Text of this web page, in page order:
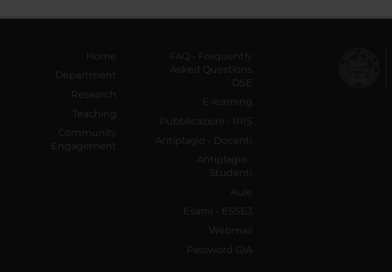
Home
Department
Research
Teaching
Community
Engagement
FAQ - Frequently
Asked Questions
DSE
E-learning
Pubblicazioni - IRIS
Antiplagio - Docenti
Antiplagio -
Studenti
Aule
Esami - ESSE3
Webmail
Password GIA